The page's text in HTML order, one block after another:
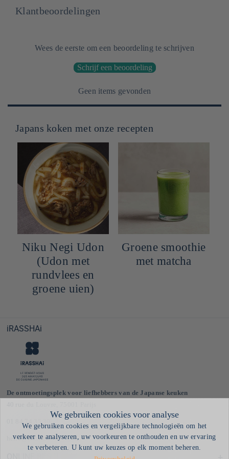
Klantbeoordelingen
Wees de eerste om een beoordeling te schrijven
Schrijf een beoordeling
Geen items gevonden
Japans koken met onze recepten
Niku Negi Udon
(Udon met
rundvlees en
groene uien)
Groene smoothie
met matcha
iRASSHAi
De ontmoetingsplek voor liefhebbers van de Japanse keuken
01 84 74 35 30
hello@irasshai.co